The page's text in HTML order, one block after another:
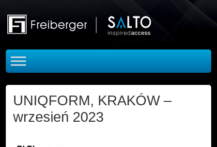
UNIQFORM, KRAKÓW –
wrzesień 2023